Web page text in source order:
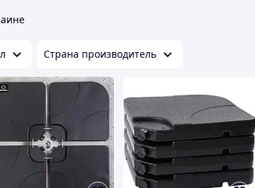
Страна производитель